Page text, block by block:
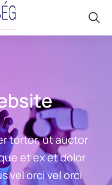
tortor, ut auctor
et ex et dolor
vel orci vel orci